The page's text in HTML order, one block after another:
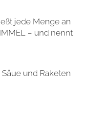
jede Menge an
– und nennt
und Raketen